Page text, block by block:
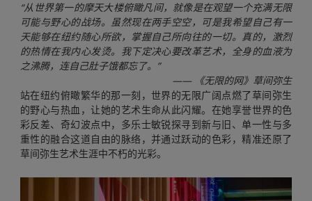
“从世界第一的摩天大楼俯瞰凡间，就像是在观望一个充满无限
可能与野心的战场。虽然现在两手空空，可是我希望自己有一
天能够在纽约随心所欲，掌握自己所向往的一切。真的，激烈
的热情在我内心发烫。我下定决心要改革艺术，全身的血液为
之沸腾，连自己肚子饿都忘了。”
—— 《无限的网》草间弥生
站在纽约俯瞰繁华的那一刻，世界的无限广阔点燃了草间弥生
的野心与热血，让她的艺术生命从此闪耀。在她享誉世界的色
彩反差、奇幻波点中，多乐士敏锐探寻到新与旧、单一性与多
重性的融合这道自由的脉络，并通过跃动的色彩，精准还原了
草间弥生艺术生涯中不朽的光彩。